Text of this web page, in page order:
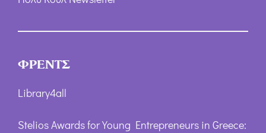
ΦΡΕΝΤΣ
Library4all
Stelios Awards for Young Entrepreneurs in Greece: